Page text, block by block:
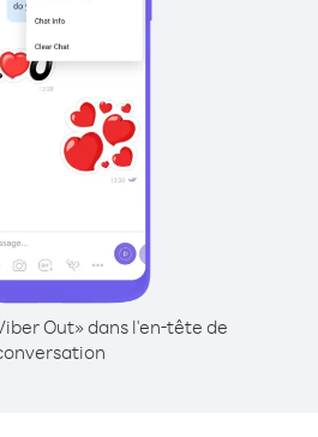
Out» dans l'en-tête de